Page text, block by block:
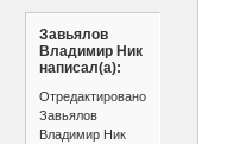
Завьялов
Владимир Ник
написал(а):
Отредактировано
Завьялов
Владимир Ник